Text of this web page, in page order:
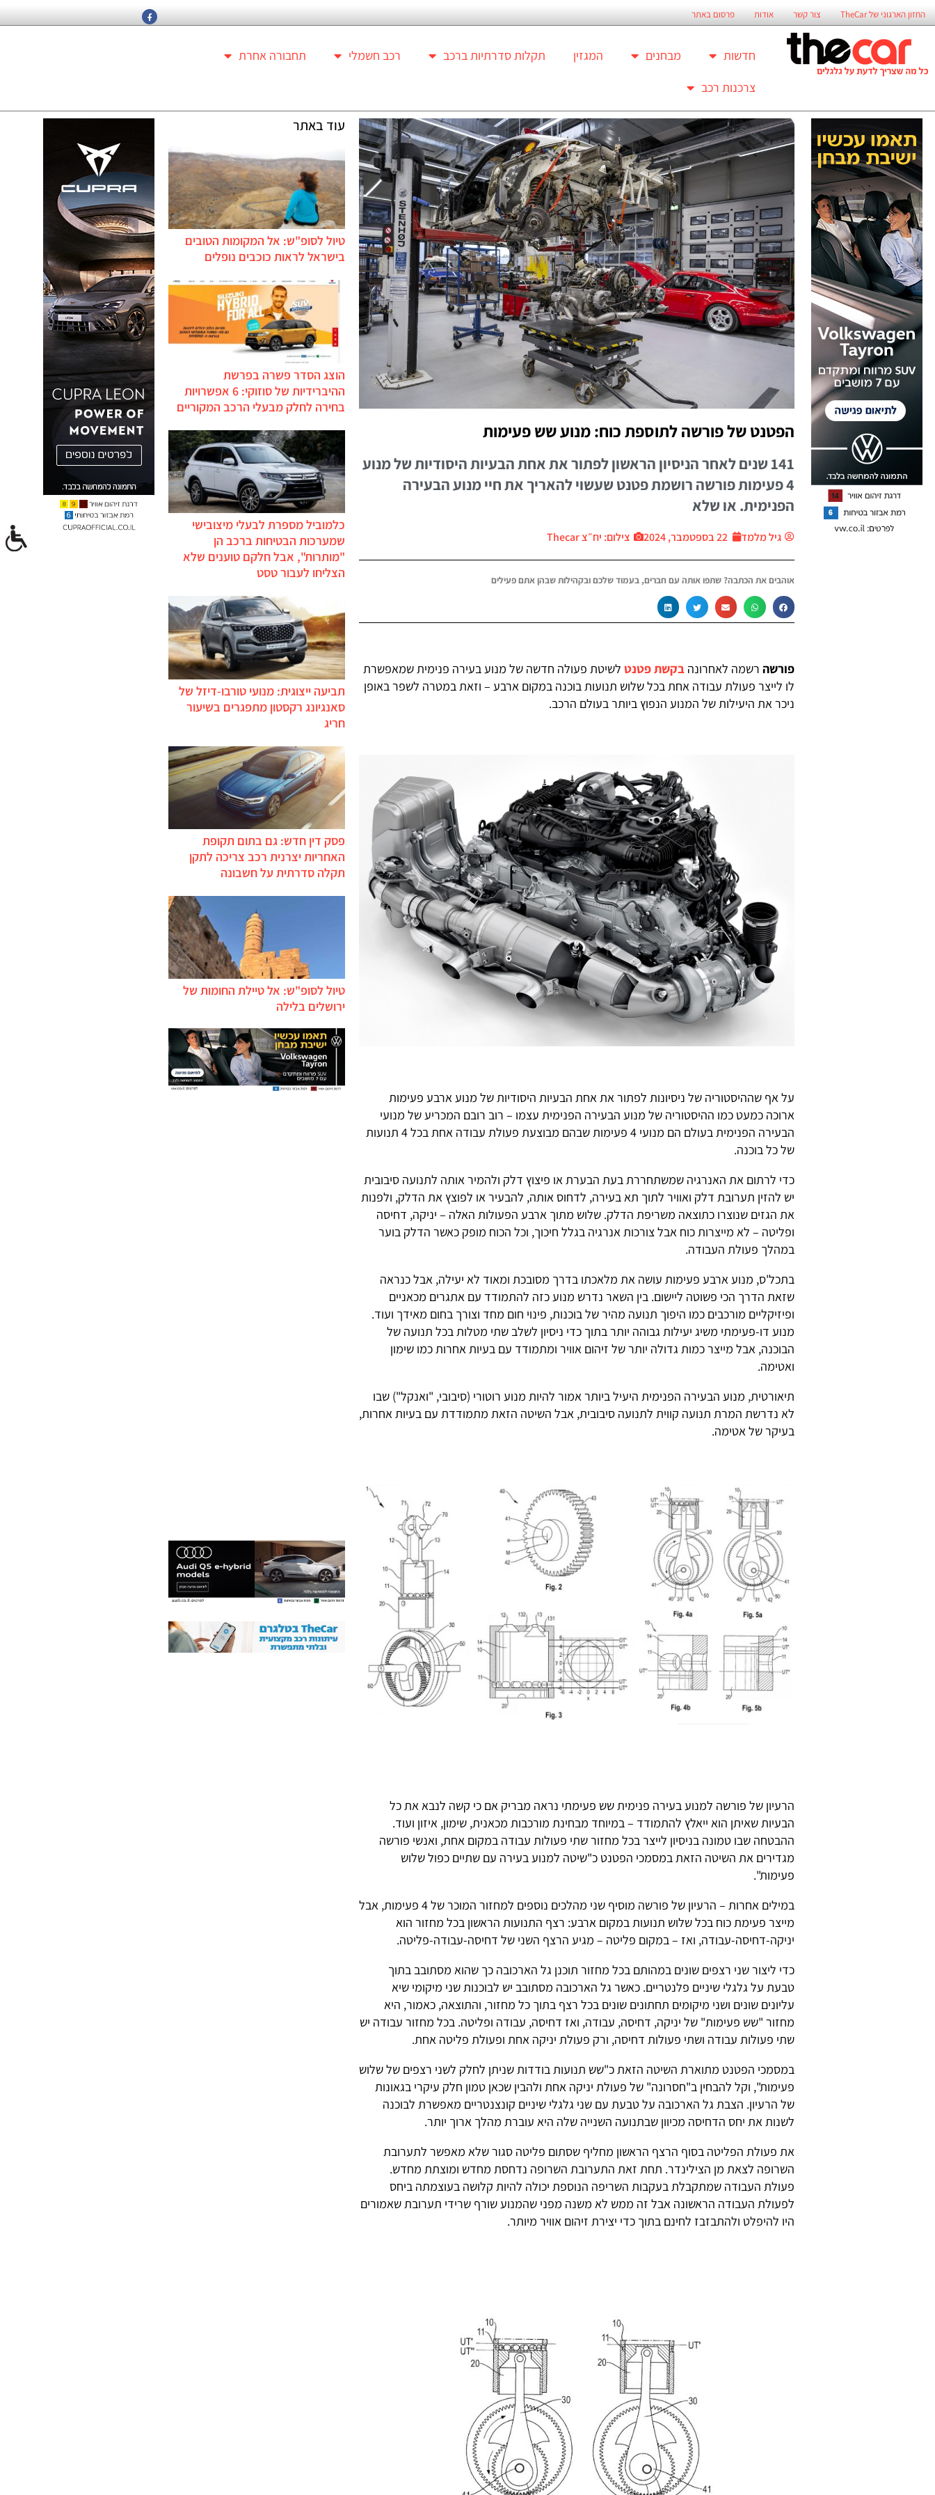
החזון הארגוני של TheCar צור קשר אודות פרסום באתר
חדשות מבחנים המגזין תקלות סדרתיות ברכב רכב חשמלי
תחבורה אחרת
צרכנות רכב
הפטנט של פורשה לתוספת כוח: מנוע שש פעימות
141 שנים לאחר הניסיון הראשון לפתור את אחת הבעיות היסודיות של מנוע
4 פעימות פורשה רושמת פטנט שעשוי להאריך את חיי מנוע הבעירה
הפנימית. או שלא
גיל מלמד 22 בספטמבר, 2024 צילום: יח״צ Thecar
אוהבים את הכתבה? שתפו אותה עם חברים, בעמוד שלכם ובקהילות שבהן אתם פעילים
פורשהרשמה לאחרונה בקשת פטנטלשיטת פעולה חדשה של מנוע בעירה פנימית שמאפשרת
לו לייצר פעולת עבודה אחת בכל שלוש תנועות בוכנה במקום ארבע – וזאת במטרה לשפר באופן
ניכר את היעילות של המנוע הנפוץ ביותר בעולם הרכב.
על אף שההיסטוריה של ניסיונות לפתור את אחת הבעיות היסודיות של מנוע ארבע פעימות
ארוכה כמעט כמו ההיסטוריה של מנוע הבעירה הפנימית עצמו – רוב רובם המכריע של מנועי
הבעירה הפנימית בעולם הם מנועי 4 פעימות שבהם מבוצעת פעולת עבודה אחת בכל 4 תנועות
של כל בוכנה.
כדי לרתום את האנרגיה שמשתחררת בעת הבערת או פיצוץ דלק ולהמיר אותה לתנועה סיבובית
יש להזין תערובת דלק ואוויר לתוך תא בעירה, לדחוס אותה, להבעיר או לפוצץ את הדלק, ולפנות
את הגזים שנוצרו כתוצאה משריפת הדלק. שלוש מתוך ארבע הפעולות האלה – יניקה, דחיסה
ופליטה – לא מייצרות כוח אבל צורכות אנרגיה בגלל חיכוך, וכל הכוח מופק כאשר הדלק בוער
במהלך פעולת העבודה.
בתכל'ס, מנוע ארבע פעימות עושה את מלאכתו בדרך מסובכת ומאוד לא יעילה, אבל כנראה
שזאת הדרך הכי פשוטה ליישום. בין השאר נדרש מנוע כזה להתמודד עם אתגרים מכאניים
ופיזיקליים מורכבים כמו היפוך תנועה מהיר של בוכנות, פינוי חום מחד וצורך בחום מאידך ועוד.
מנוע דו-פעימתי משיג יעילות גבוהה יותר בתוך כדי ניסיון לשלב שתי מטלות בכל תנועה של
הבוכנה, אבל מייצר כמות גדולה יותר של זיהום אוויר ומתמודד עם בעיות אחרות כמו שימון
ואטימה.
תיאורטית, מנוע הבעירה הפנימית היעיל ביותר אמור להיות מנוע רוטורי (סיבובי, "ואנקל") שבו
לא נדרשת המרת תנועה קווית לתנועה סיבובית, אבל השיטה הזאת מתמודדת עם בעיות אחרות,
בעיקר של אטימה.
הרעיון של פורשה למנוע בעירה פנימית שש פעימתי נראה מבריק אם כי קשה לנבא את כל
הבעיות שאיתן הוא ייאלץ להתמודד – במיוחד מבחינת מורכבות מכאנית, שימון, איזון ועוד.
ההבטחה שבו טמונה בניסיון לייצר בכל מחזור שתי פעולות עבודה במקום אחת, ואנשי פורשה
מגדירים את השיטה הזאת במסמכי הפטנט כ"שיטה למנוע בעירה עם שתיים כפול שלוש
פעימות".
במילים אחרות – הרעיון של פורשה מוסיף שני מהלכים נוספים למחזור המוכר של 4 פעימות, אבל
מייצר פעימת כוח בכל שלוש תנועות במקום ארבע: רצף התנועות הראשון בכל מחזור הוא
יניקה-דחיסה-עבודה, ואז – במקום פליטה – מגיע הרצף השני של דחיסה-עבודה-פליטה.
כדי ליצור שני רצפים שונים במהותם בכל מחזור תוכנן גל הארכובה כך שהוא מסתובב בתוך
טבעת על גלגלי שיניים פלנטריים. כאשר גל הארכובה מסתובב יש לבוכנות שני מיקומי שיא
עליונים שונים ושני מיקומים תחתונים שונים בכל רצף בתוך כל מחזור, והתוצאה, כאמור, היא
מחזור "שש פעימות" של יניקה, דחיסה, עבודה, ואז דחיסה, עבודה ופליטה. בכל מחזור עבודה יש
שתי פעולות עבודה ושתי פעולות דחיסה, ורק פעולת יניקה אחת ופעולת פליטה אחת.
במסמכי הפטנט מתוארת השיטה הזאת כ"שש תנועות בודדות שניתן לחלק לשני רצפים של שלוש
פעימות", וקל להבחין ב"חסרונה" של פעולת יניקה אחת ולהבין שכאן טמון חלק עיקרי בגאונות
של הרעיון. הצבת גל הארכובה על טבעת עם שני גלגלי שיניים קונצנטריים מאפשרת לבוכנה
לשנות את יחס הדחיסה מכיוון שבתנועה השנייה שלה היא עוברת מהלך ארוך יותר.
את פעולת הפליטה בסוף הרצף הראשון מחליף שסתום פליטה סגור שלא מאפשר לתערובת
השרופה לצאת מן הצילינדר. תחת זאת התערובת השרופה נדחסת מחדש ומוצתת מחדש.
פעולת העבודה שמתקבלת בעקבות השריפה הנוספת יכולה להיות קלושה בעוצמתה ביחס
לפעולת העבודה הראשונה אבל זה ממש לא משנה מפני שהמנוע שורף שרידי תערובת שאמורים
היו להיפלט ולהתבזבז לחינם בתוך כדי יצירת זיהום אוויר מיותר.
עוד באתר
טיול לסופ"ש: אל המקומות הטובים
בישראל לראות כוכבים נופלים
הוצג הסדר פשרה בפרשת
ההיברידיות של סוזוקי: 6 אפשרויות
בחירה לחלק מבעלי הרכב המקוריים
כלמוביל מספרת לבעלי מיצובישי
שמערכות הבטיחות ברכב הן
"מותרות", אבל חלקם טוענים שלא
הצליחו לעבור טסט
תביעה ייצוגית: מנועי טורבו-דיזל של
סאנגיונג רקסטון מתפגרים בשיעור
חריג
פסק דין חדש: גם בתום תקופת
האחריות יצרנית רכב צריכה לתקן
תקלה סדרתית על חשבונה
טיול לסופ"ש: אל טיילת החומות של
ירושלים בלילה